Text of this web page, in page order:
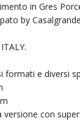
in Gres
by
formati e diversi
versione con